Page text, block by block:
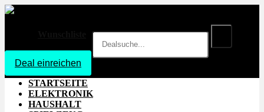
Deal einreichen
STARTSEITE
ELEKTRONIK
HAUSHALT